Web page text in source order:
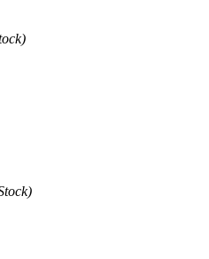
van passief inkomen